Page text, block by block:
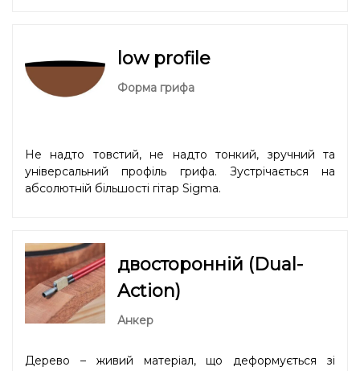
low profile
Форма грифа
Не надто товстий, не надто тонкий, зручний та
універсальний профіль грифа. Зустрічається на
абсолютній більшості гітар Sigma.
двосторонній (Dual-
Action)
Анкер
Дерево – живий матеріал, що деформується зі